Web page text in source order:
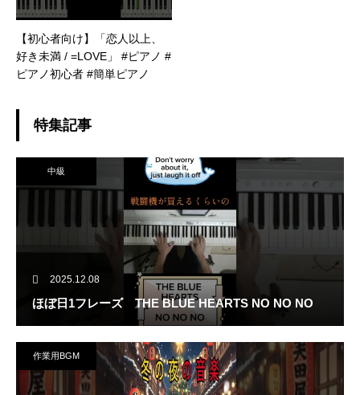
【初心者向け】「恋人以上、
好き未満 / =LOVE」 #ピアノ #
ピアノ初心者 #簡単ピアノ
特集記事
中級
2025.12.08
ほぼ日1フレーズ THE BLUE HEARTS NO NO NO
作業用BGM